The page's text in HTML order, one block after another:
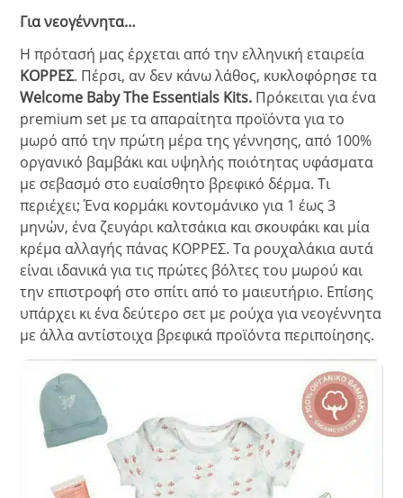
Για νεογέννητα…
Η πρότασή μας έρχεται από την ελληνική εταιρεία
ΚΟΡΡΕΣ. Πέρσι, αν δεν κάνω λάθος, κυκλοφόρησε τα
Welcome Baby The Essentials Kits. Πρόκειται για ένα
premium set με τα απαραίτητα προϊόντα για το
μωρό από την πρώτη μέρα της γέννησης, από 100%
οργανικό βαμβάκι και υψηλής ποιότητας υφάσματα
με σεβασμό στο ευαίσθητο βρεφικό δέρμα. Τι
περιέχει; Ένα κορμάκι κοντομάνικο για 1 έως 3
μηνών, ένα ζευγάρι καλτσάκια και σκουφάκι και μία
κρέμα αλλαγής πάνας ΚΟΡΡΕΣ. Τα ρουχαλάκια αυτά
είναι ιδανικά για τις πρώτες βόλτες του μωρού και
την επιστροφή στο σπίτι από το μαιευτήριο. Επίσης
υπάρχει κι ένα δεύτερο σετ με ρούχα για νεογέννητα
με άλλα αντίστοιχα βρεφικά προϊόντα περιποίησης.